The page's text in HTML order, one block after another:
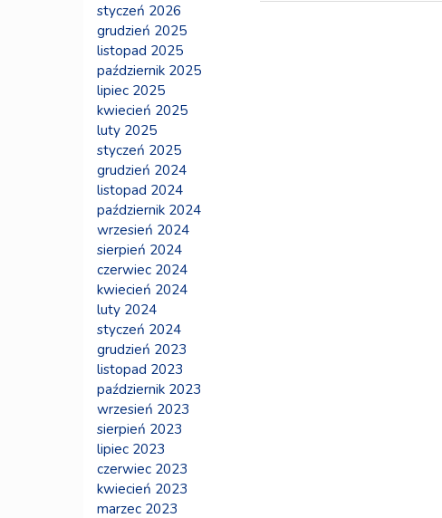
styczeń 2026
grudzień 2025
listopad 2025
październik 2025
lipiec 2025
kwiecień 2025
luty 2025
styczeń 2025
grudzień 2024
listopad 2024
październik 2024
wrzesień 2024
sierpień 2024
czerwiec 2024
kwiecień 2024
luty 2024
styczeń 2024
grudzień 2023
listopad 2023
październik 2023
wrzesień 2023
sierpień 2023
lipiec 2023
czerwiec 2023
kwiecień 2023
marzec 2023